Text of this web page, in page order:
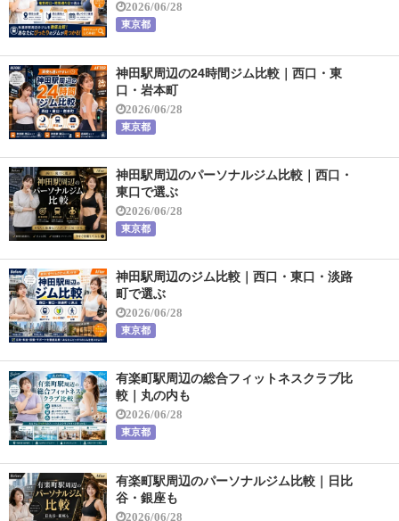
2026/06/28
東京都
神田駅周辺の24時間ジム比較｜西口・東
口・岩本町
2026/06/28
東京都
神田駅周辺のパーソナルジム比較｜西口・
東口で選ぶ
2026/06/28
東京都
神田駅周辺のジム比較｜西口・東口・淡路
町で選ぶ
2026/06/28
東京都
有楽町駅周辺の総合フィットネスクラブ比
較｜丸の内も
2026/06/28
東京都
有楽町駅周辺のパーソナルジム比較｜日比
谷・銀座も
2026/06/28